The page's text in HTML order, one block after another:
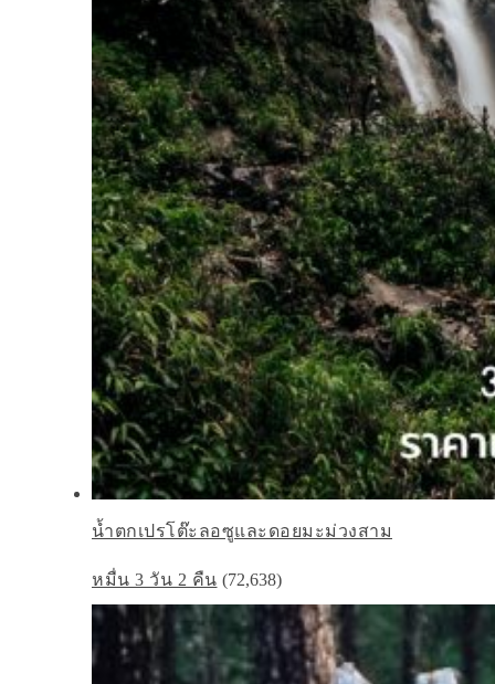
น้ำตกเปรโต๊ะลอซูและดอยมะม่วงสาม
หมื่น 3 วัน 2 คืน (72,638)